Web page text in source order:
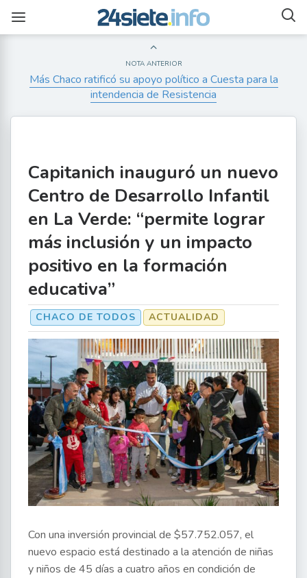
NOTA ANTERIOR
Más Chaco ratificó su apoyo político a Cuesta para la
intendencia de Resistencia
Capitanich inauguró un nuevo
Centro de Desarrollo Infantil
en La Verde: “permite lograr
más inclusión y un impacto
positivo en la formación
educativa”
CHACO DE TODOS ACTUALIDAD
Con una inversión provincial de $57.752.057, el
nuevo espacio está destinado a la atención de niñas
y niños de 45 días a cuatro años en condición de